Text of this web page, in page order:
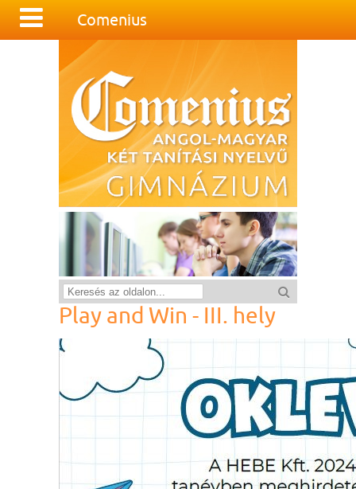
Comenius
Play and Win - III. hely